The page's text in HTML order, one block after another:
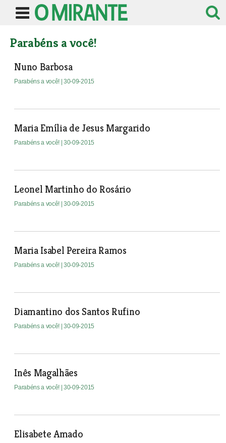
Parabéns a você!
Nuno Barbosa
Parabéns a você! | 30-09-2015
Maria Emília de Jesus Margarido
Parabéns a você! | 30-09-2015
Leonel Martinho do Rosário
Parabéns a você! | 30-09-2015
Maria Isabel Pereira Ramos
Parabéns a você! | 30-09-2015
Diamantino dos Santos Rufino
Parabéns a você! | 30-09-2015
Inês Magalhães
Parabéns a você! | 30-09-2015
Elisabete Amado